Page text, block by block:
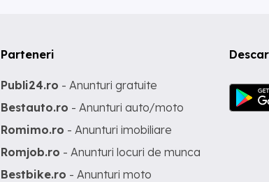
Parteneri
Publi24.ro - Anunturi gratuite
Bestauto.ro - Anunturi auto/moto
Romimo.ro - Anunturi imobiliare
Romjob.ro - Anunturi locuri de munca
Bestbike.ro - Anunturi moto